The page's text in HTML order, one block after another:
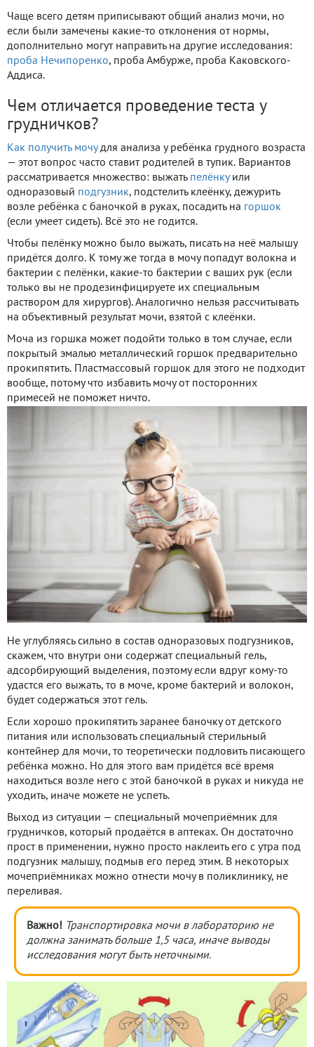
Чаще всего детям приписывают общий анализ мочи, но
если были замечены какие-то отклонения от нормы,
дополнительно могут направить на другие исследования:
проба Нечипоренко, проба Амбурже, проба Каковского-
Аддиса.
Чем отличается проведение теста у
грудничков?
Как получить мочудля анализа у ребёнка грудного возраста
— этот вопрос часто ставит родителей в тупик. Вариантов
рассматривается множество: выжать пелёнкуили
одноразовый подгузник, подстелить клеёнку, дежурить
возле ребёнка с баночкой в руках, посадить на горшок
(если умеет сидеть). Всё это не годится.
Чтобы пелёнку можно было выжать, писать на неё малышу
придётся долго. К тому же тогда в мочу попадут волокна и
бактерии с пелёнки, какие-то бактерии с ваших рук (если
только вы не продезинфицируете их специальным
раствором для хирургов). Аналогично нельзя рассчитывать
на объективный результат мочи, взятой с клеёнки.
Моча из горшка может подойти только в том случае, если
покрытый эмалью металлический горшок предварительно
прокипятить. Пластмассовый горшок для этого не подходит
вообще, потому что избавить мочу от посторонних
примесей не поможет ничто.
Не углубляясь сильно в состав одноразовых подгузников,
скажем, что внутри они содержат специальный гель,
адсорбирующий выделения, поэтому если вдруг кому-то
удастся его выжать, то в моче, кроме бактерий и волокон,
будет содержаться этот гель.
Если хорошо прокипятить заранее баночку от детского
питания или использовать специальный стерильный
контейнер для мочи, то теоретически подловить писающего
ребёнка можно. Но для этого вам придётся всё время
находиться возле него с этой баночкой в руках и никуда не
уходить, иначе можете не успеть.
Выход из ситуации — специальный мочеприёмник для
грудничков, который продаётся в аптеках. Он достаточно
прост в применении, нужно просто наклеить его с утра под
подгузник малышу, подмыв его перед этим. В некоторых
мочеприёмниках можно отнести мочу в поликлинику, не
переливая.
Важно! Транспортировка мочи в лабораторию не
должна занимать больше 1,5 часа, иначе выводы
исследования могут быть неточными.